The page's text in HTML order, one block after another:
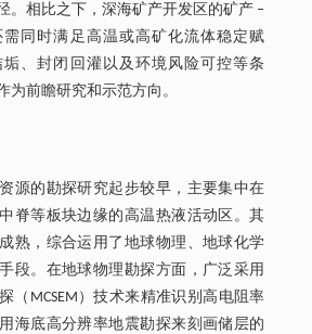
。相比之下，深海矿产开发区的矿产 ‒
同时满足高温或高矿化流体稳定赋
、封闭回灌以及环境风险可控等条
为前瞻研究和示范方向。
源的勘探研究起步较早，主要集中在
脊等板块边缘的高温热液活动区。其
熟，综合运用了地球物理、地球化学
段。在地球物理勘探方面，广泛采用
（MCSEM）技术来精准识别高电阻率
海底高分辨率地震勘探来刻画储层的